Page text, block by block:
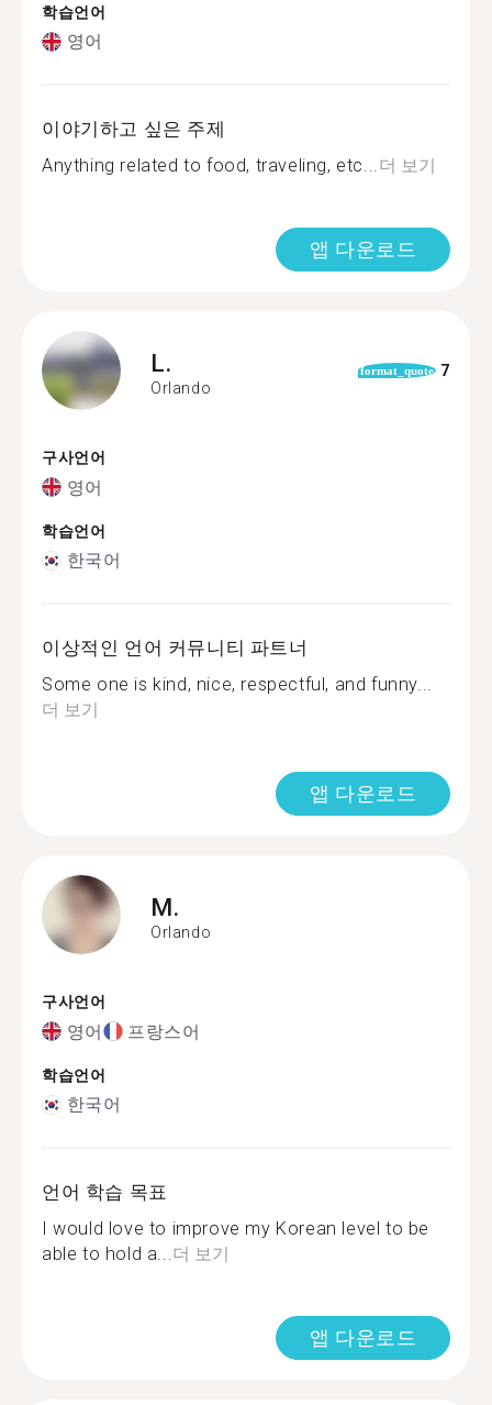
학습언어
영어
이야기하고 싶은 주제
Anything related to food, traveling, etc...더 보기
앱 다운로드
L.
Orlando
format_quote 7
구사언어
영어
학습언어
한국어
이상적인 언어 커뮤니티 파트너
Some one is kind, nice, respectful, and funny...
더 보기
앱 다운로드
M.
Orlando
구사언어
영어 프랑스어
학습언어
한국어
언어 학습 목표
I would love to improve my Korean level to be
able to hold a...더 보기
앱 다운로드